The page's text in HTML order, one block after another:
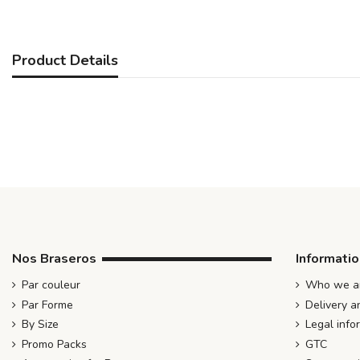
Product Details
Nos Braseros
Par couleur
Par Forme
By Size
Promo Packs
Who we
Delivery
Legal
GTC